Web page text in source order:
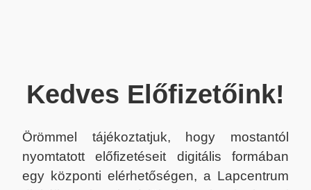
Kedves Előfizetőink!
Örömmel tájékoztatjuk, hogy mostantól
nyomtatott előfizetéseit digitális formában
egy központi elérhetőségen, a Lapcentrum